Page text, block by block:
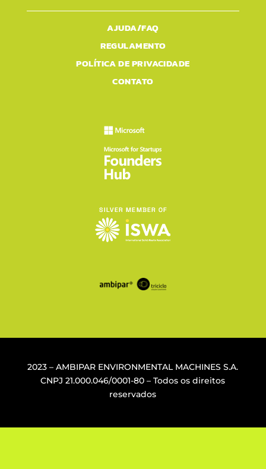
AJUDA/FAQ
REGULAMENTO
POLÍTICA DE PRIVACIDADE
CONTATO
2023 – AMBIPAR ENVIRONMENTAL MACHINES S.A.
CNPJ21.000.046/0001-80 – Todos os direitos
reservados